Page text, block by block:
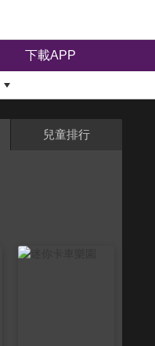
下載APP
兒童排行